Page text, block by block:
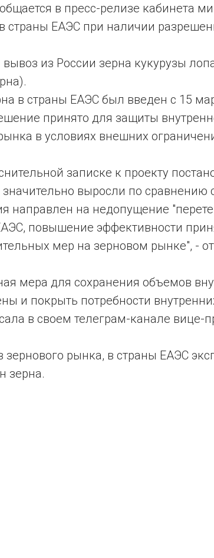
в пресс-релизе кабинета
страны ЕАЭС при наличии
из России зерна кукурузы
в страны ЕАЭС был введен с 15
принято для защиты
в условиях внешних
записке к проекту
выросли по сравнению
направлен на недопущение
повышение эффективности
мер на зерновом рынке", -
мера для сохранения объемов
и покрыть потребности
в своем телеграм-канале вице-
рынка, в страны ЕАЭС
зерна.